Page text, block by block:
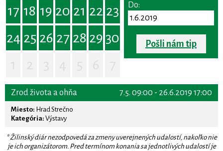
17 18 19 20 21 22 23
24 25 26 27 28 29 30
Do:
Pošli nám tip
7.5. 09:00 - 26.6.2019 17:00
Zrod života a ohňa
Miesto: Hrad Strečno
Kategória: Výstavy
* Žilinský diár nezodpovedá za zmeny uverejnených udalostí, nakoľko nie
je ich organizátorom. Pred termínom konania sa jednotlivých udalostí je